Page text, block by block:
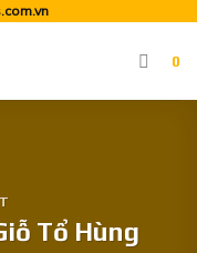
0
Tổ Hùng